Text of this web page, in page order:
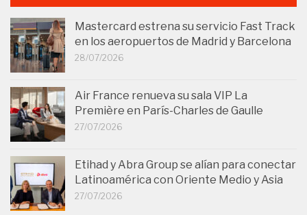
Mastercard estrena su servicio Fast Track
en los aeropuertos de Madrid y Barcelona
28/07/2026
Air France renueva su sala VIP La
Première en París-Charles de Gaulle
27/07/2026
Etihad y Abra Group se alían para conectar
Latinoamérica con Oriente Medio y Asia
27/07/2026